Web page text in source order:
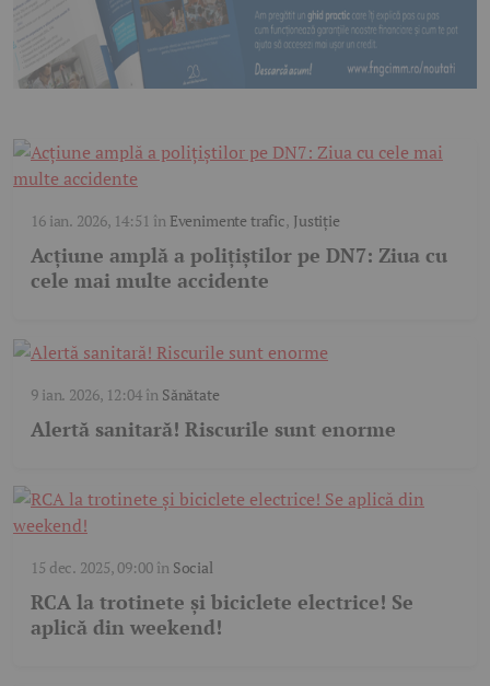
16 ian. 2026, 14:51 în Evenimente trafic, Justiție
Acțiune amplă a polițiștilor pe DN7: Ziua cu
cele mai multe accidente
9 ian. 2026, 12:04în Sănătate
Alertă sanitară! Riscurile sunt enorme
15 dec. 2025, 09:00în Social
RCA la trotinete și biciclete electrice! Se
aplică din weekend!